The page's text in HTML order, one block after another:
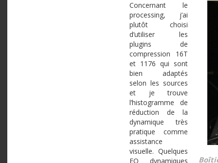
Concernant le
processing, j’ai
plutôt choisi
d’utiliser les
plugins de
compression 16T
et 1176 qui sont
bien adaptés
selon les sources
et je trouve
l’histogramme de
réduction de la
dynamique très
pratique comme
assistance
visuelle. Quelques
EQ dynamiques